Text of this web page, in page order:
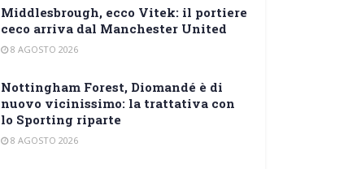
Middlesbrough, ecco Vitek: il portiere
ceco arriva dal Manchester United
8 AGOSTO 2026
Nottingham Forest, Diomandé è di
nuovo vicinissimo: la trattativa con
lo Sporting riparte
8 AGOSTO 2026